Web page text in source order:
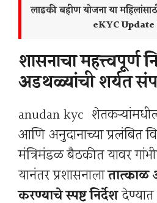
लाडकी बहीण योजना या
eKYC
शासनाचा महत्त्वपूर्ण
अडथळ्यांची शर्यत
anudan kyc
आणि अनुदानाच्या प्रलंबित
मंत्रिमंडळ बैठकीत यावर
यानंतर प्रशासनालातात्काळ
करण्याचे स्पष्ट निर्देश